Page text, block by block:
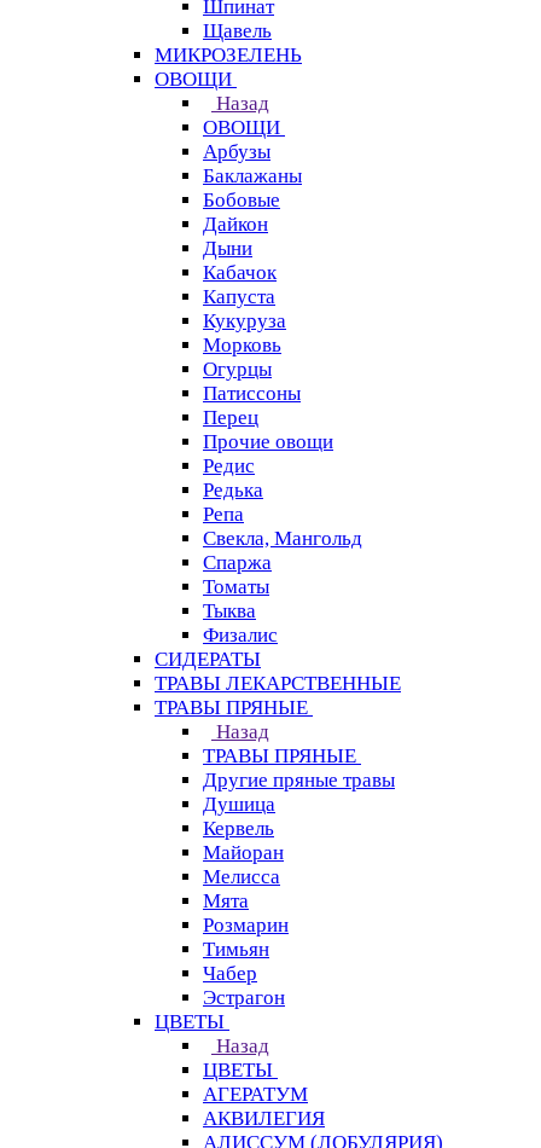
Шпинат
Щавель
МИКРОЗЕЛЕНЬ
ОВОЩИ
Назад
ОВОЩИ
Арбузы
Баклажаны
Бобовые
Дайкон
Дыни
Кабачок
Капуста
Кукуруза
Морковь
Огурцы
Патиссоны
Перец
Прочие овощи
Редис
Редька
Репа
Свекла, Мангольд
Спаржа
Томаты
Тыква
Физалис
СИДЕРАТЫ
ТРАВЫ ЛЕКАРСТВЕННЫЕ
ТРАВЫ ПРЯНЫЕ
Назад
ТРАВЫ ПРЯНЫЕ
Другие пряные травы
Душица
Кервель
Майоран
Мелисса
Мята
Розмарин
Тимьян
Чабер
Эстрагон
ЦВЕТЫ
Назад
ЦВЕТЫ
АГЕРАТУМ
АКВИЛЕГИЯ
АЛИССУМ (ЛОБУЛЯРИЯ)